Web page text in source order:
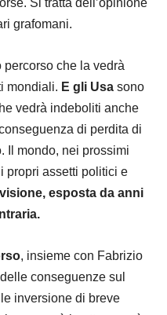
grafomani.
percorso che la vedrà
mondiali. E gli Usa sono
vedrà indeboliti anche
di perdita di
Il mondo, nei prossimi
propri assetti politici e
esposta da anni
, insieme con Fabrizio
conseguenze sul
inversione di breve